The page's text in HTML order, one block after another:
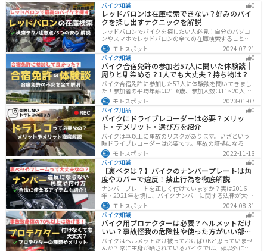
バイク知識 0
レッドバロンは在庫検索できない？好みのバイ
クを探し出すテクニックを解説
レッドバロンでバイクを探したい人必見！自分のパソコ
ンやスマホでレッドバロンの全ての在庫検索することは
不可能です。自分に合ったバイクを探すためには、店舗
に行きイントラネットで探してもらう必要があります。
その際の注意点や自分に合ったバイクを見つけるテクニ
ックをまとめました。
モトスポット
2024-07-21
バイク知識
0
バイク合宿免許の参加者57人に聞いた体験談｜
周りと馴染める？1人でも大丈夫？持ち物は？
バイク合宿免許に参加した57人に体験談を聞いてきまし
た！参加者の平均年齢は21.6歳、参加人数は11~20人な
ど統計情報や人間関係はどうだったのか、持っていくべ
きものなど参加する前に知っておきたい情報をまとめま
した。
モトスポット
2023-01-07
バイク用品
0
バイクにドライブレコーダーは必要？メリッ
ト・デメリット・選び方を紹介
バイクは車以上に事故のリスクがあります。いざという
時ドライブレコーダーは必要です。事故の証拠になるの
はもちろん、ツーリングの記録など多数のメリットがあ
ります。ドライブレコーダーのメリットデメリット、選
び方についてまとめました。付けようか悩んでいる人は
参考にしてください。
モトスポット
2022-11-18
バイク知識
0
【裏ペタは？】バイクのナンバープレートは角
度やカバーで違反！禁止行為を徹底解説
ナンバープレートを正しく付けていますか？実は2016
年・2021年を境に、バイクナンバーに関する法律が大き
く変わっています！角度やカバー、ステーなど昔は大丈
夫でも今は違法になるケースが発生します。正しく理解
して、今一度見直してみましょう。合法で使えるアイテ
ムも紹介します。
モトスポット
2024-08-31
バイク知識
0
バイク用プロテクターは必要？ヘルメットだけ
いい？事故怪我の危険性や使った方がいい部位
も解説
バイクはヘルメットだけ被っておけばOKと思っていませ
んか？常に生身が晒されているバイクでは、頭以外にも